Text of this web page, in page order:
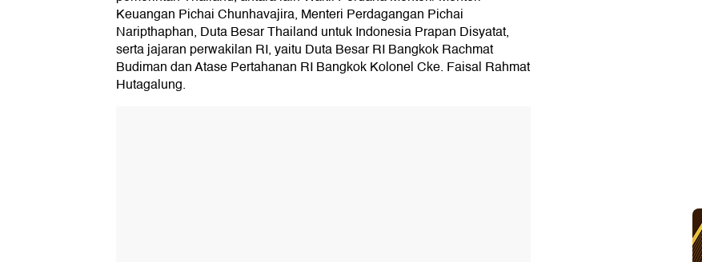
Keuangan Pichai Chunhavajira, Menteri Perdagangan Pichai
Naripthaphan, Duta Besar Thailand untuk Indonesia Prapan Disyatat,
serta jajaran perwakilan RI, yaitu Duta Besar RI Bangkok Rachmat
Budiman dan Atase Pertahanan RI Bangkok Kolonel Cke. Faisal Rahmat
Hutagalung.